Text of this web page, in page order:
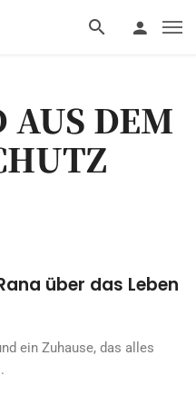
AUS DEM
über das Leben
ein Zuhause, das alles